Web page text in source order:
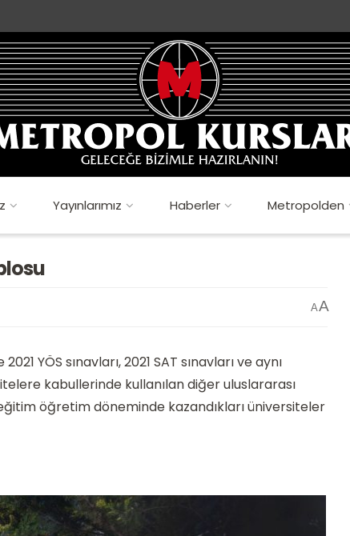
Yayınlarımız Haberler Metropolden
AA
YÖS sınavları, 2021 SAT sınavları ve aynı
kabullerinde kullanılan diğer uluslararası
öğretim döneminde kazandıkları üniversiteler